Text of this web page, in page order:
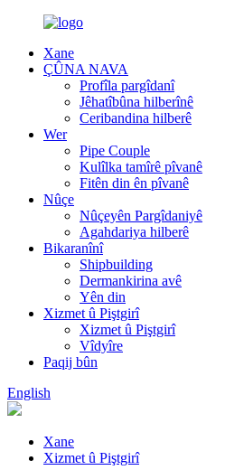
Xane
ÇÛNA NAVA
Profîla pargîdanî
Jêhatîbûna hilberînê
Ceribandina hilberê
Wer
Pipe Couple
Kulîlka tamîrê pîvanê
Fitên din ên pîvanê
Nûçe
Nûçeyên Pargîdaniyê
Agahdariya hilberê
Bikaranînî
Shipbuilding
Dermankirina avê
Yên din
Xizmet û Piştgirî
Xizmet û Piştgirî
Vîdyîre
Paqij bûn
English
Xane
Xizmet û Piştgirî